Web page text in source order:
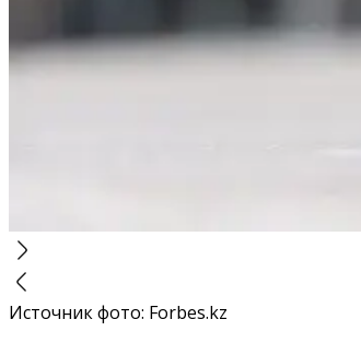
Источник фото: Forbes.kz